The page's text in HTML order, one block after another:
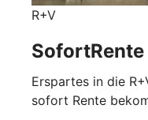
R+V
SofortRente
Erspartes in die
sofort Rente